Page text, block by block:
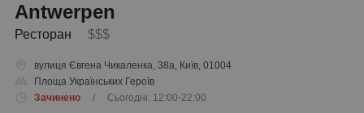
Antwerpen
Ресторан $$$
вулиця Євгена Чикаленка, 38а, Київ, 01004
Площа Українських Героїв
Зачинено
/ Сьогодні: 12:00-22:00